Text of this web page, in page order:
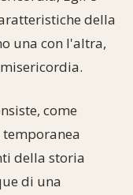
della
una con l'altra,
come
della storia
di una